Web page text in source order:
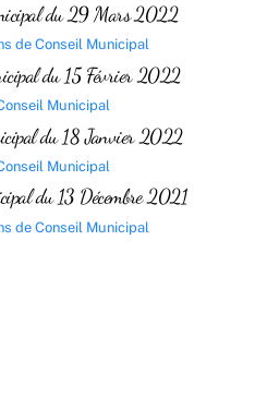
du 29 Mars 2022
de Conseil Municipal
du 15 Février 2022
Municipal
du 18 Janvier 2022
Municipal
du 13 Décembre 2021
de Conseil Municipal